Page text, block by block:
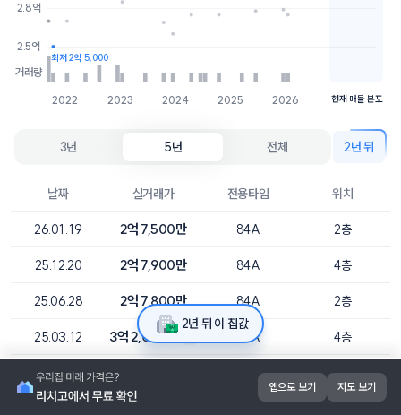
2022 2023 2024 2025 2026
거래량
2.5억
2.8억
최저 2억 5,000
현재 매물 분포
3년 5년 전체 2년 뒤
날짜 실거래가 전용타입 위치
26.01.19 2억 7,500만 84A 2층
25.12.20 2억 7,900만 84A 4층
25.06.28 2억 7,800만 84A 2층
25.03.12 3억 2,000만 84A 4층
24.10.21 84A 2층
2년 뒤 이 집값
앱으로 보기 지도 보기